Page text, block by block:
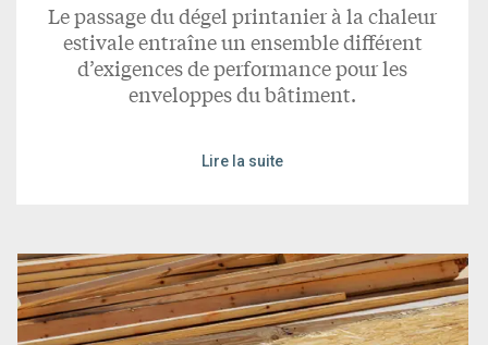
Le passage du dégel printanier à la chaleur
estivale entraîne un ensemble différent
d’exigences de performance pour les
enveloppes du bâtiment.
Lire la suite